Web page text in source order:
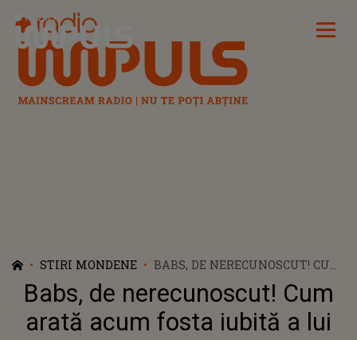
Radio Impuls
STIRI MONDENE
BABS, DE NERECUNOSCUT! CUM
ARATĂ ACUM FOSTA IUBITĂ A
LUI DORIAN POPA. TÂNĂRA A
APELAT LA O INTERVENȚIE DE
ULTIMĂ GENERAȚIE
Babs, de nerecunoscut! Cum
arată acum fosta iubită a lui